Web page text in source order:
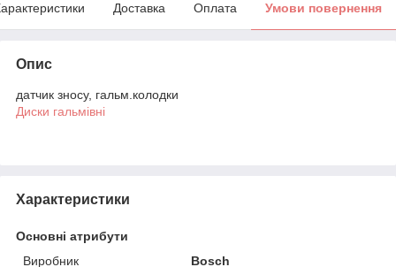
Доставка Оплата Умови повернення
Опис
датчик зносу, гальм.колодки
Диски гальмівні
Характеристики
Основні атрибути
Виробник
Bosch